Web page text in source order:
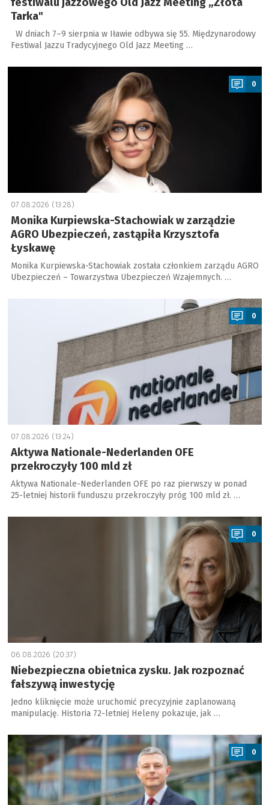
Tarka"
W dniach 7–9 sierpnia w Iławie odbywa się 55. Międzynarodowy
Festiwal Jazzu Tradycyjnego Old Jazz Meeting …
a
0
07.08.2026 (13:28)
Monika Kurpiewska-Stachowiak w zarządzie
AGRO Ubezpieczeń, zastąpiła Krzysztofa
Łyskawę
Monika Kurpiewska-Stachowiak została członkiem zarządu AGRO
Ubezpieczeń – Towarzystwa Ubezpieczeń Wzajemnych. …
0
07.08.2026 (13:24)
Aktywa Nationale-Nederlanden OFE
przekroczyły 100 mld zł
Aktywa Nationale-Nederlanden OFE po raz pierwszy w ponad
25-letniej historii funduszu przekroczyły próg 100 mld zł. …
a
0
06.08.2026 (20:37)
Niebezpieczna obietnica zysku. Jak rozpoznać
fałszywą inwestycję
Jedno kliknięcie może uruchomić precyzyjnie zaplanowaną
manipulację. Historia 72-letniej Heleny pokazuje, jak …
a
0